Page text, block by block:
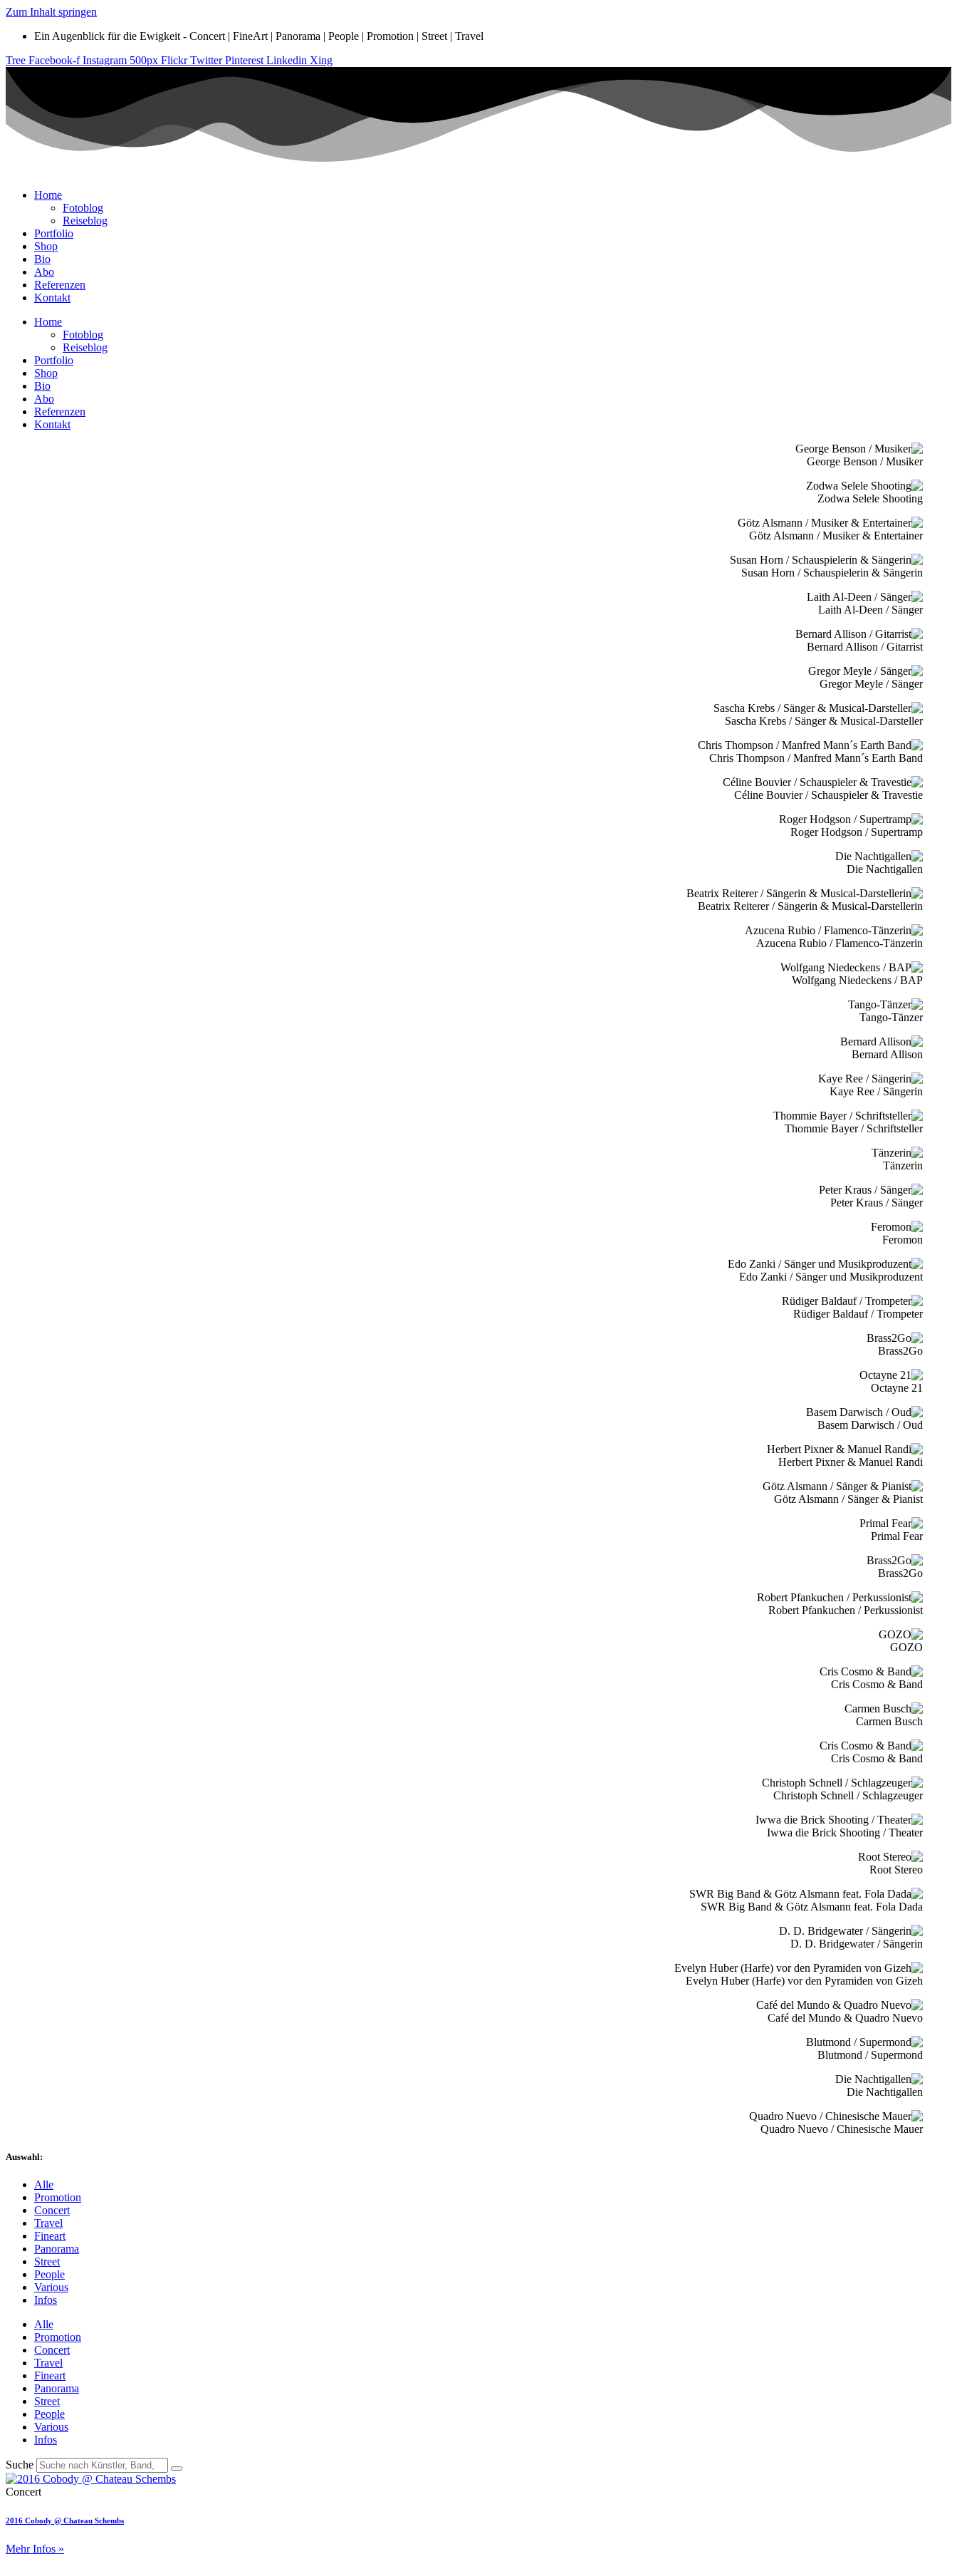
Zum Inhalt springen
Ein Augenblick für die Ewigkeit - Concert | FineArt | Panorama | People | Promotion | Street | Travel
Tree Facebook-f Instagram 500px Flickr Twitter Pinterest Linkedin Xing
Home
Fotoblog
Reiseblog
Portfolio
Shop
Bio
Abo
Referenzen
Kontakt
Home
Fotoblog
Reiseblog
Portfolio
Shop
Bio
Abo
Referenzen
Kontakt
George Benson / Musiker
Zodwa Selele Shooting
Götz Alsmann / Musiker & Entertainer
Susan Horn / Schauspielerin & Sängerin
Laith Al-Deen / Sänger
Bernard Allison / Gitarrist
Gregor Meyle / Sänger
Sascha Krebs / Sänger & Musical-Darsteller
Chris Thompson / Manfred Mann´s Earth Band
Céline Bouvier / Schauspieler & Travestie
Roger Hodgson / Supertramp
Die Nachtigallen
Beatrix Reiterer / Sängerin & Musical-Darstellerin
Azucena Rubio / Flamenco-Tänzerin
Wolfgang Niedeckens / BAP
Tango-Tänzer
Bernard Allison
Kaye Ree / Sängerin
Thommie Bayer / Schriftsteller
Tänzerin
Peter Kraus / Sänger
Feromon
Edo Zanki / Sänger und Musikproduzent
Rüdiger Baldauf / Trompeter
Brass2Go
21 Octayne
Basem Darwisch / Oud
Herbert Pixner & Manuel Randi
Götz Alsmann / Sänger & Pianist
Primal Fear
Brass2Go
Robert Pfankuchen / Perkussionist
GOZO
Cris Cosmo & Band
Carmen Busch
Cris Cosmo & Band
Christoph Schnell / Schlagzeuger
Iwwa die Brick Shooting / Theater
Root Stereo
SWR Big Band & Götz Alsmann feat. Fola Dada
D. D. Bridgewater / Sängerin
Evelyn Huber (Harfe) vor den Pyramiden von Gizeh
Café del Mundo & Quadro Nuevo
Blutmond / Supermond
Die Nachtigallen
Quadro Nuevo / Chinesische Mauer
Auswahl:
Alle
Promotion
Concert
Travel
Fineart
Panorama
Street
People
Various
Infos
Alle
Promotion
Concert
Travel
Fineart
Panorama
Street
People
Various
Infos
Suche
Concert
2016 Cobody @ Chateau Schembs
Mehr Infos »